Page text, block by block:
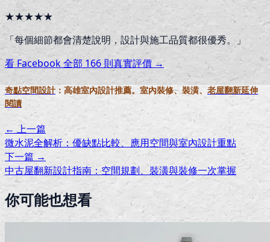
★★★★★
「每個細節都會清楚說明，設計與施工品質都很優秀。
」
看 Facebook 全部 166 則真實評價 →
奇點空間設計：高雄室內設計推薦。室內裝修、裝潢、 老屋翻新延伸
閱讀
← 上一篇
微水泥全解析：優缺點比較、應用空間與室內設計重點
下一篇 →
中古屋翻新設計指南：空間規劃、裝潢與裝修一次掌握
你可能也想看